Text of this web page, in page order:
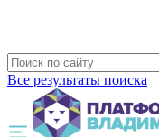
Все результаты поиска